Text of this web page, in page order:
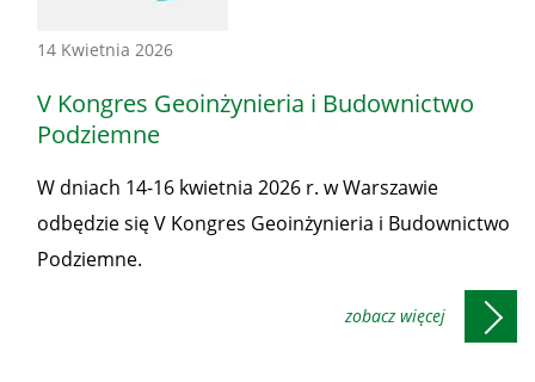
14 Kwietnia 2026Konferencje
Honorowe
Prezesa
WUG
V Kongres Geoinżynieria i Budownictwo
Podziemne
W dniach 14-16 kwietnia 2026 r. w Warszawie
odbędzie się V Kongres Geoinżynieria i Budownictwo
Podziemne.